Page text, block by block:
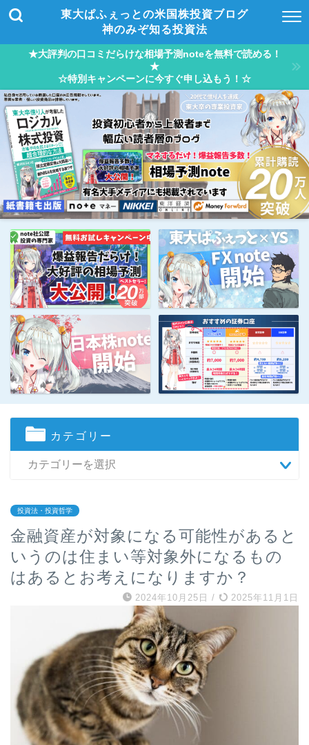
東大ぱふぇっとの米国株投資ブログ
神のみぞ知る投資法
★大評判の口コミだらけな相場予測noteを無料で読める！
★
☆特別キャンペーンに今すぐ申し込もう！☆
カテゴリー
投資法・投資哲学
金融資産が対象になる可能性があると
いうのは住まい等対象外になるもの
はあるとお考えになりますか？
2024年10月25日 / 2025年11月1日